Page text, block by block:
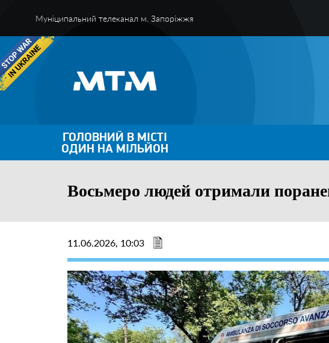
Муніципальний телеканал м. Запоріжжя
ГОЛОВНИЙ В МІСТІ
ОДИН НА МІЛЬЙОН
Восьмеро людей отримали
11.06.2026, 10:03